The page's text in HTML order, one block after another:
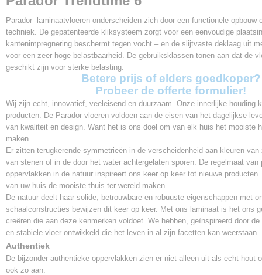
2200 * 243 * 9 mm
V-groef
4V - micro groove
Aantal planken per pak
5
Garantie
Garantie Commerciële gebruik
10 jaar
Gebruiksklasse
23 / 33
Slijtageklasse
Klik systeem
Safe lock pro
Vloerverwarming
Geschikt
Warmtedoorlaatweerstand
0,048 m²*K/W
Parador -laminaatvloeren onderscheiden zich door een functionele opbouw
techniek. De gepatenteerde kliksysteem zorgt voor een eenvoudige
kantenimpregnering beschermt tegen vocht – en de slijtvaste deklaag uit
voor een zeer hoge belastbaarheid. De gebruiksklassen tonen aan dat de
geschikt zijn voor sterke belasting.
Betere prijs of elders goedkoper?
Probeer de offerte formulier!
Wij zijn echt, innovatief, veeleisend en duurzaam. Onze innerlijke houding
producten. De Parador vloeren voldoen aan de eisen van het dagelijkse
van kwaliteit en design. Want het is ons doel om van elk huis het mooiste
maken.
Er zitten terugkerende symmetrieën in de verscheidenheid aan kleuren
van stenen of in de door het water achtergelaten sporen. De regelmaat van
oppervlakken in de natuur inspireert ons keer op keer tot nieuwe
van uw huis de mooiste thuis ter wereld maken.
De natuur deelt haar solide, betrouwbare en robuuste eigenschappen met
schaalconstructies bewijzen dit keer op keer. Met ons laminaat is het ons
creëren die aan deze kenmerken voldoet. We hebben, geïnspireerd door
en stabiele vloer ontwikkeld die het leven in al zijn facetten kan weerstaan.
Authentiek
De bijzonder authentieke oppervlakken zien er niet alleen uit als echt hout
ook zo aan.